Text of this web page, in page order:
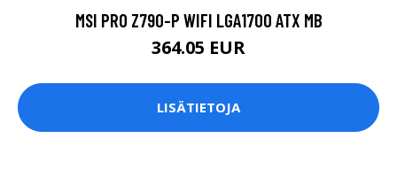
MSI PRO Z790-P WIFI LGA1700 ATX MB
364.05 EUR
LISÄTIETOJA